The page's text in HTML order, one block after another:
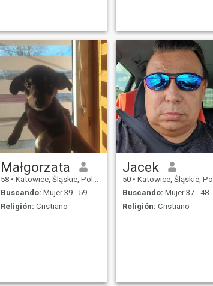
Małgorzata
58 • Katowice, Śląskie, Polonia
Buscando: Mujer 39 - 59
Religión: Cristiano
Jacek
50 • Katowice, Śląskie, Polonia
Buscando: Mujer 37 - 48
Religión: Cristiano